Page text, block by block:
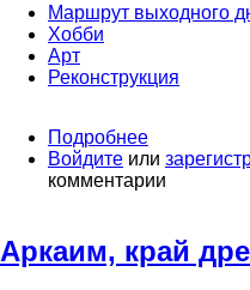
Маршрут выходного
Хобби
Арт
Реконструкция
Подробнее
находки
Войдите или
комментарии
Аркаим, край